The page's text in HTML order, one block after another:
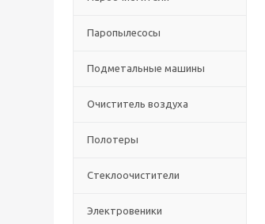
Паропылесосы
Подметальные машины
Очиститель воздуха
Полотеры
Стеклоочистители
Электровеники